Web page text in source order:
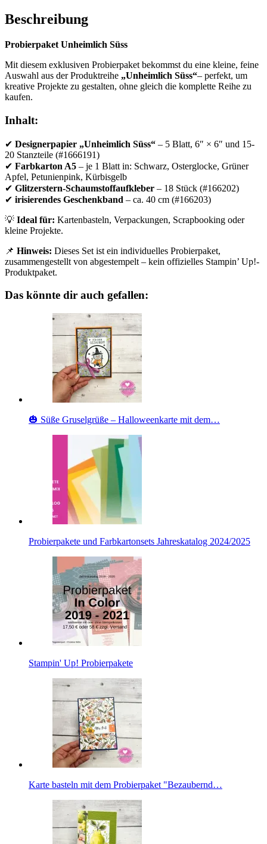
Menge
Beschreibung
Probierpaket Unheimlich Süss
Mit diesem exklusiven Probierpaket bekommst du eine kleine, feine
Auswahl aus der Produktreihe „Unheimlich Süss“– perfekt, um
kreative Projekte zu gestalten, ohne gleich die komplette Reihe zu
kaufen.
Inhalt:
✔ Designerpapier „Unheimlich Süss“ – 5 Blatt, 6″ × 6″ und 15-
20 Stanzteile (#1666191)
✔ Farbkarton A5 – je 1 Blatt in: Schwarz, Osterglocke, Grüner
Apfel, Petunienpink, Kürbisgelb
✔ Glitzerstern-Schaumstoffaufkleber – 18 Stück (#166202)
✔ irisierendes Geschenkband – ca. 40 cm (#166203)
💡 Ideal für: Kartenbasteln, Verpackungen, Scrapbooking oder
kleine Projekte.
📌 Hinweis: Dieses Set ist ein individuelles Probierpaket,
zusammengestellt von abgestempelt – kein offizielles Stampin’ Up!-
Produktpaket.
Das könnte dir auch gefallen:
🎃 Süße Gruselgrüße – Halloweenkarte mit dem…
Probierpakete und Farbkartonsets Jahreskatalog 2024/2025
Stampin' Up! Probierpakete
Karte basteln mit dem Probierpaket "Bezaubernd…